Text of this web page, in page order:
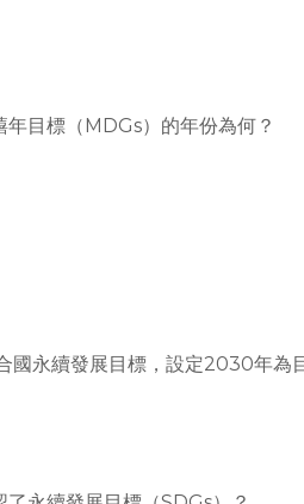
年目標（MDGs）的年份為何？
國永續發展目標，設定2030年為